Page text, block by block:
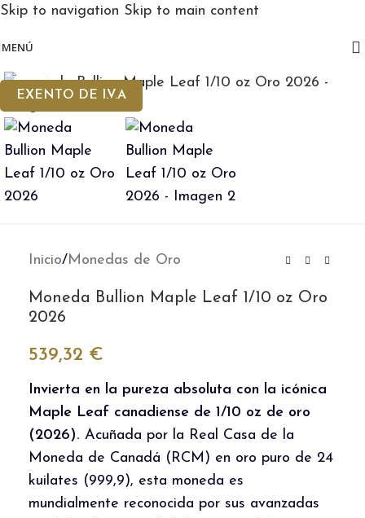
Skip to navigation Skip to main content
MENÚ
EXENTO DE I.V.A
Clic para ampliar
Inicio/Monedas de Oro
Moneda Bullion Maple Leaf 1/10 oz Oro
2026
539,32 €
Invierta en la pureza absoluta con la icónica
Maple Leaf canadiense de 1/10 oz de oro
(2026). Acuñada por la Real Casa de la
Moneda de Canadá (RCM) en oro puro de 24
kuilates (999,9), esta moneda es
mundialmente reconocida por sus avanzadas